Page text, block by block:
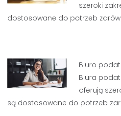
szeroki
dostosowane do potrzeb
Biuro
Biura
oferują
są dostosowane do potrzeb